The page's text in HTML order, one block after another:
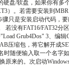
硬盘/软盘，如果你有
）。若需要安装到
只是安装启动代码，
没有FAT16/FAT32分
Grub4Dos" 3、编辑
压缩包，将它解开成
随便输入取一个名字
来的。次启动